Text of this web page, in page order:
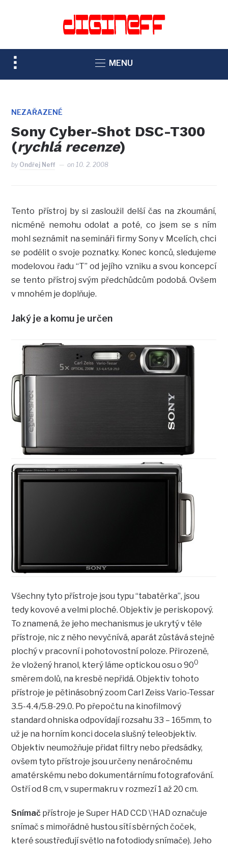
TOGGLE
SIDEBAR
NAVIGATION
MENU
NEZAŘAZENÉ
Sony Cyber-Shot DSC-T300
(rychlá recenze)
by Ondřej Neff on10. 2. 2008
Tento přístroj by si zasloužil delší čas na zkoumání,
nicméně nemohu odolat a poté, co jsem se s ním
mohl seznámit na semináři firmy Sony v Mcelích, chci
se podělit o svoje poznatky. Konec konců, sledujeme
modelovou řadu “T” od jejího vzniku a svou koncepcí
se tento přístroj svým předchůdcům podobá. Ovšem
v mnohém je doplňuje.
Jaký je a komu je určen
Všechny tyto přístroje jsou typu “tabatěrka”, jsou
tedy kovové a velmi ploché. Objektiv je periskopový.
To znamená, že jeho mechanismus je ukrytý v těle
přístroje, nic z něho nevyčnívá, aparát zůstává stejně
plochý v pracovní i pohotovostní poloze. Přirozeně,
že vložený hranol, který láme optickou osu o 900
směrem dolů, na kresbě nepřidá. Objektiv tohoto
přístroje je pětinásobný zoom Carl Zeiss Vario-Tessar
3.5-4.4/5.8-29.0. Po přepočtu na kinofilmový
standard ohniska odpovídají rozsahu 33 – 165mm, to
už je na horním konci docela slušný teleobjektiv.
Objektiv neumožňuje přidat filtry nebo předsádky,
ovšem tyto přístroje jsou určeny nenáročnému
amatérskému nebo dokumentárnímu fotografování.
Ostří od 8 cm, v supermakru v rozmezí 1 až 20 cm.
Snímač přístroje je Super HAD CCD \’HAD označuje
snímač s mimořádně hustou sítí sběrných čoček,
které soustřeďují světlo na fotodiody snímače). Jeho